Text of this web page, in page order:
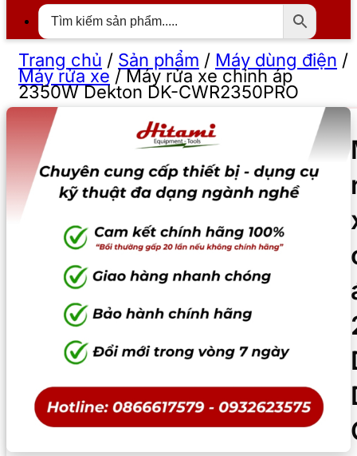
Trang chủ / Sản phẩm / Máy dùng điện /
Máy rửa xe /Máy rửa xe chỉnh áp
2350W Dekton DK-CWR2350PRO